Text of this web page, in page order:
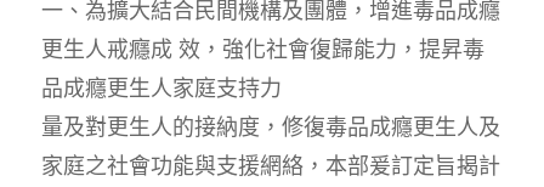
一、為擴大結合民間機構及團體，增進毒品成癮
更生人戒癮成 效，強化社會復歸能力，提昇毒
品成癮更生人家庭支持力
量及對更生人的接納度，修復毒品成癮更生人及
家庭之社會功能與支援網絡，本部爰訂定旨揭計